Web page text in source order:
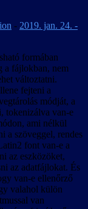
- 2019. jan. 24. -
formában
a fájlokban, nem
változtatni.
fejteni a
módját, a
tokenizálva van-e
ami nélkül
a szöveggel, rendes
font van-e a
az eszközöket,
az adatfájlokat. És
van-e ellenőrző
valahol külön
van